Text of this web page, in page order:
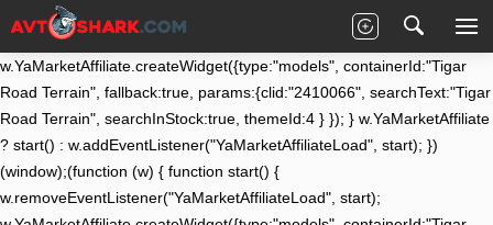
(function (w) { function start() {
w.removeEventListener("YaMarketAffiliateLoad", start);
w.YaMarketAffiliate.createWidget({type:"models", containerId:"Tigar
Road Terrain", fallback:true, params:{clid:"2410066", searchText:"Tigar
Road Terrain", searchInStock:true, themeId:4 } }); } w.YaMarketAffiliate
? start() : w.addEventListener("YaMarketAffiliateLoad", start); })
(window);(function (w) { function start() {
w.removeEventListener("YaMarketAffiliateLoad", start);